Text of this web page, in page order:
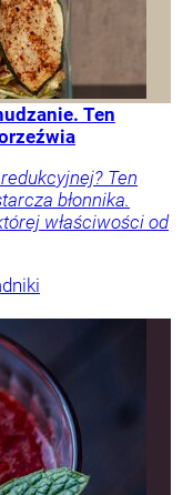
Ten
Ten
błonnika.
właściwości od